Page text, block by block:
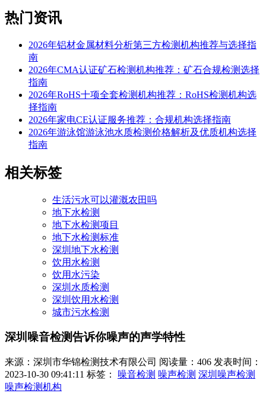
热门资讯
2026年铝材金属材料分析第三方检测机构推荐与选择指
南
2026年CMA认证矿石检测机构推荐：矿石合规检测选择
指南
2026年RoHS十项全套检测机构推荐：RoHS检测机构选
择指南
2026年家电CE认证服务推荐：合规机构选择指南
2026年游泳馆游泳池水质检测价格解析及优质机构选择
指南
相关标签
生活污水可以灌溉农田吗
地下水检测
地下水检测项目
地下水检测标准
深圳地下水检测
饮用水检测
饮用水污染
深圳水质检测
深圳饮用水检测
城市污水检测
深圳噪音检测告诉你噪声的声学特性
来源：深圳市华锦检测技术有限公司 阅读量：406 发表时间：
2023-10-30 09:41:11 标签： 噪音检测 噪声检测 深圳噪声检测
噪声检测机构